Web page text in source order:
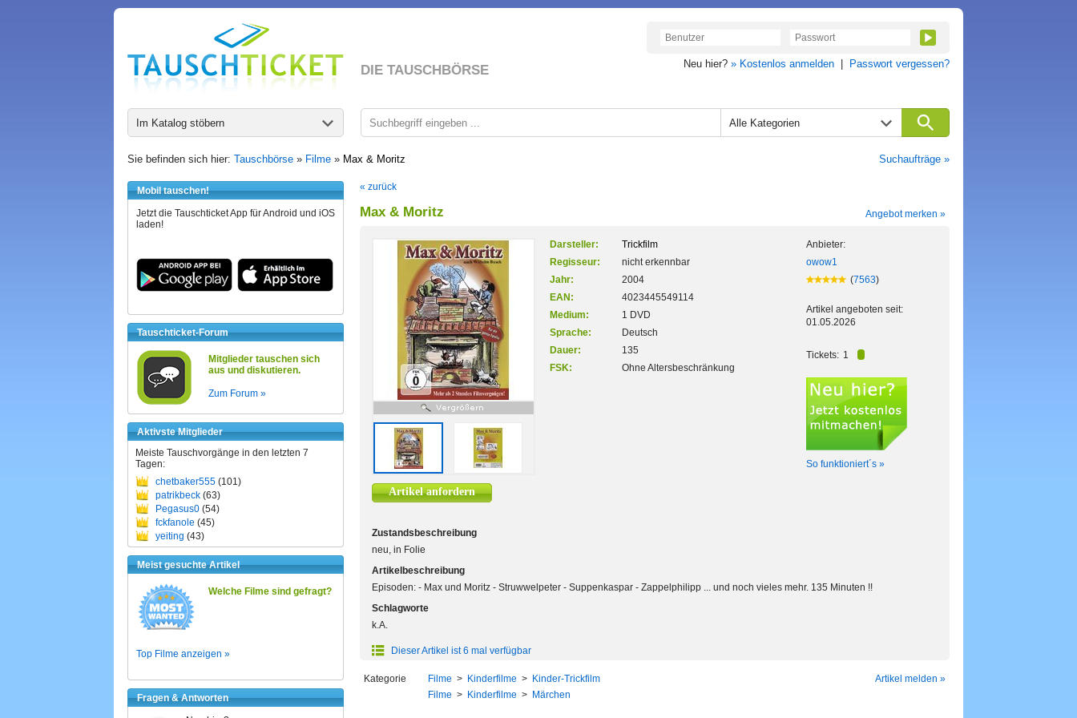
DIE TAUSCHBÖRSE Neu hier? » Kostenlos anmelden Passwort vergessen?
Im Katalog stöbern Alle Kategorien
Sie befinden sich hier: Tauschbörse » Filme » Max & Moritz Suchaufträge »
Mobil tauschen!
Jetzt die Tauschticket App für Android und iOS
laden!
Tauschticket-Forum
Mitglieder tauschen sich
aus und diskutieren.
Zum Forum »
Aktivste Mitglieder
Meiste Tauschvorgänge in den letzten 7
Tagen:
chetbaker555 (101)
patrikbeck (63)
Pegasus0 (54)
fckfanole (45)
yeiting (43)
Meist gesuchte Artikel
Welche Filme sind gefragt?
Top Filme anzeigen »
Fragen & Antworten
« zurück
Max & Moritz Angebot merken »
Artikel anfordern
Darsteller:
Trickfilm
Regisseur:
nicht erkennbar
Jahr:
2004
EAN:
4023445549114
Medium:
1 DVD
Sprache:
Deutsch
Dauer:
135
FSK:
Ohne Altersbeschränkung
Anbieter:
owow1
(7563)
Artikel angeboten seit:
01.05.2026
Tickets: 1
So funktioniert´s »
Zustandsbeschreibung
neu, in Folie
Artikelbeschreibung
Episoden: - Max und Moritz - Struwwelpeter - Suppenkaspar - Zappelphilipp ... und noch vieles mehr. 135 Minuten !!
Schlagworte
k.A.
Dieser Artikel ist 6 mal verfügbar
Kategorie Filme > Kinderfilme > Kinder-Trickfilm
Filme > Kinderfilme > Märchen
Artikel melden »